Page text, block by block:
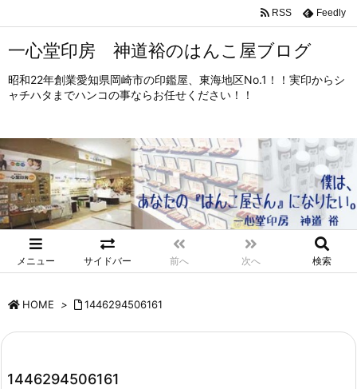
一心堂印房 神道裕のはんこ屋ブログ
昭和22年創業愛知県岡崎市の印鑑屋、東海地区No.1！！実印からシ
ャチハタまでハンコの事ならお任せください！！
メニュー サイドバー 前へ 次へ 検索
RSS Feedly
HOME > 1446294506161
1446294506161